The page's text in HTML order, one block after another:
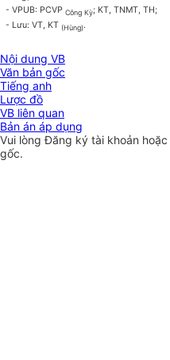
- VPUB: PCVPCông Kỳ; KT, TNMT, TH;
- Lưu: VT, KT (Hùng).
Nội dung VB
Văn bản gốc
Tiếng anh
Lược đồ
VB liên quan
Bản án áp dụng
Vui lòngĐăng ký tài khoản hoặc
gốc.